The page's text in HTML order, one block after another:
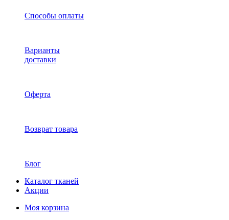
Способы оплаты
Варианты
доставки
Оферта
Возврат товара
Блог
Каталог тканей
Акции
Моя корзина